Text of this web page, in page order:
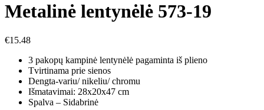
Metalinė lentynėlė 573-19
€15.48
3 pakopų kampinė lentynėlė pagaminta iš plieno
Tvirtinama prie sienos
Dengta-variu/ nikeliu/ chromu
Išmatavimai: 28x20x47 cm
Spalva – Sidabrinė